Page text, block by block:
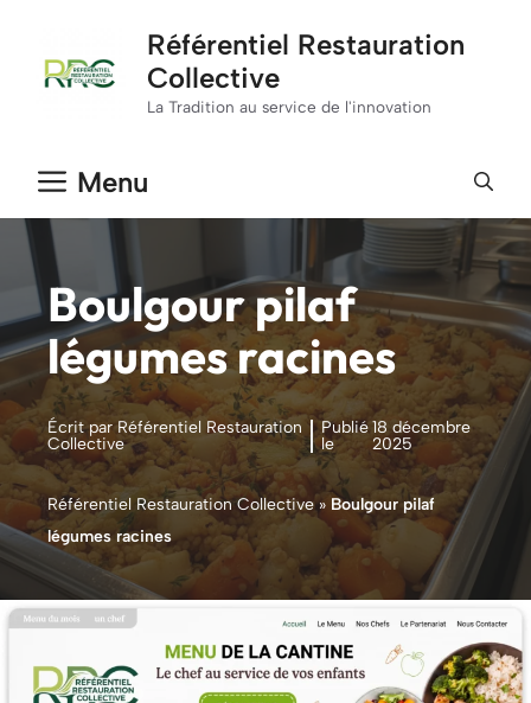
contenu
Référentiel Restauration
Collective
La Tradition au service de l'innovation
Menu
Boulgour pilaf
légumes racines
Écrit par Référentiel Restauration
Collective
Publié
le
18 décembre
2025
Référentiel Restauration Collective» Boulgour pilaf
légumes racines